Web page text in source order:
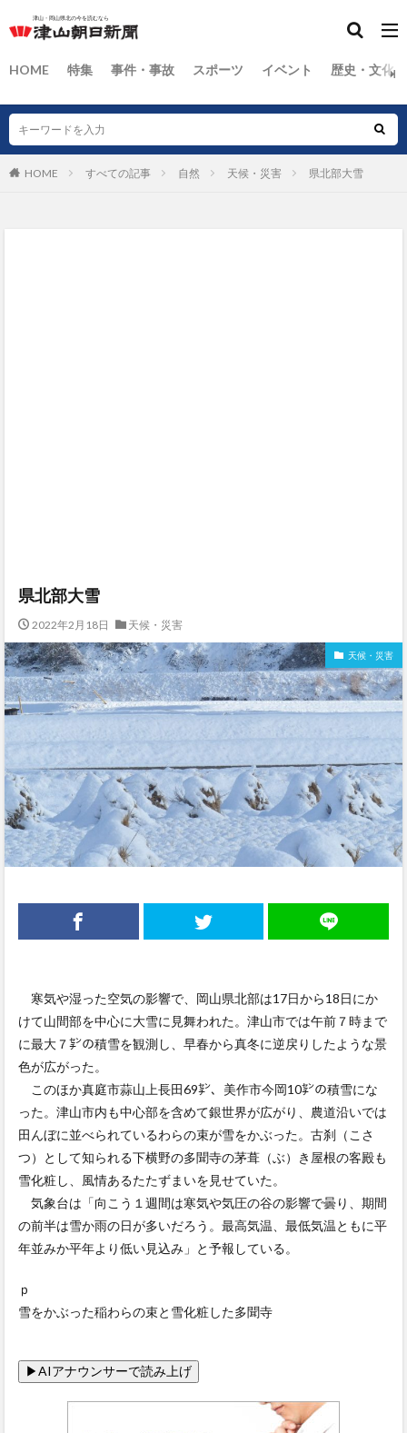
HOME 特集 事件・事故 スポーツ イベント 歴史・文化
HOME すべての記事 自然 天候・災害 県北部大雪
県北部大雪
2022年2月18日 天候・災害
天候・災害
寒気や湿った空気の影響で、岡山県北部は17日から18日にか
けて山間部を中心に大雪に見舞われた。津山市では午前７時まで
に最大７㌢の積雪を観測し、早春から真冬に逆戻りしたような景
色が広がった。
このほか真庭市蒜山上長田69㌢、美作市今岡10㌢の積雪にな
った。津山市内も中心部を含めて銀世界が広がり、農道沿いでは
田んぼに並べられているわらの束が雪をかぶった。古刹（こさ
つ）として知られる下横野の多聞寺の茅葺（ぶ）き屋根の客殿も
雪化粧し、風情あるたたずまいを見せていた。
気象台は「向こう１週間は寒気や気圧の谷の影響で曇り、期間
の前半は雪か雨の日が多いだろう。最高気温、最低気温ともに平
年並みか平年より低い見込み」と予報している。
ｐ
雪をかぶった稲わらの束と雪化粧した多聞寺